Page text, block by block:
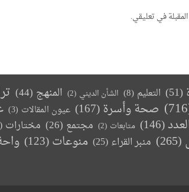
في تعليقي.
(51) التعليم (8) الشأن الديني (2) المنهج (44)
صحة وأسرة(167) عيون المقالات (3)
(146) متابعات (2) مجتمع (26) مختارات (20)
(265) منبر القراء(25) منوعات(123)